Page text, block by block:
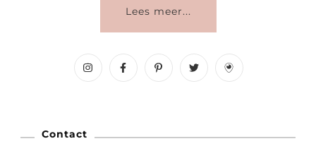
Lees meer...
Contact